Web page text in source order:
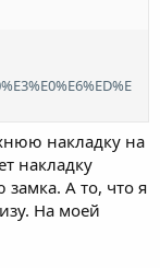
накладку на
накладку
замка. А то, что я
На моей